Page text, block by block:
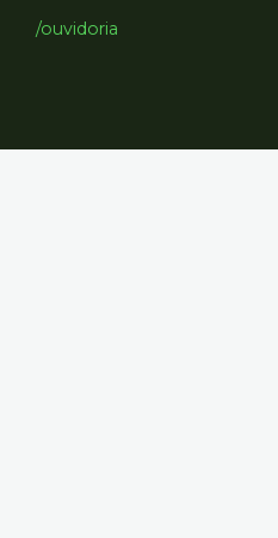
/ouvidoria